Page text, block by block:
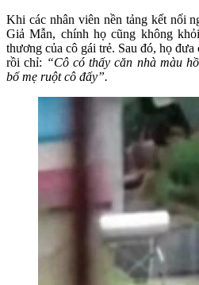
Khi các nhân viên nền tảng kết nối
Giả Mẫn, chính họ cũng không
thương của cô gái trẻ. Sau đó, họ đưa
rồi chỉ: “Cô có thấy căn nhà màu
bố mẹ ruột cô đấy”.